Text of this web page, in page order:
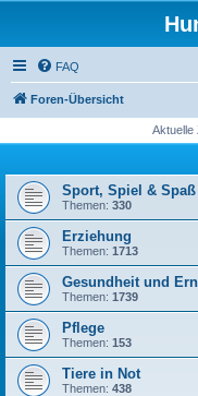
FAQ
Foren-Übersicht
Aktuelle
Sport, Spiel & Spaß
Themen: 330
Erziehung
Themen: 1713
Gesundheit und
Themen: 1739
Pflege
Themen: 153
Tiere in Not
Themen: 438